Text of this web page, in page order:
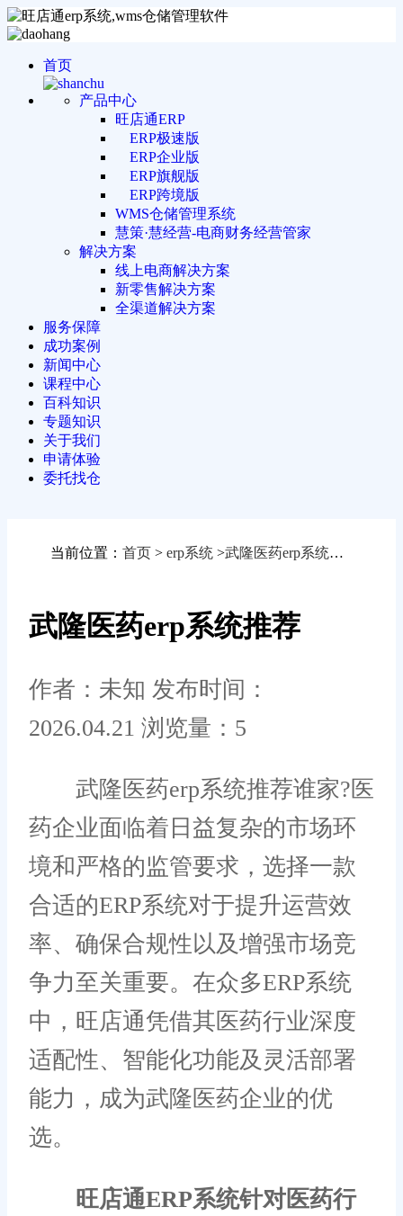
首页
产品中心
旺店通ERP
ERP极速版
ERP企业版
ERP旗舰版
ERP跨境版
WMS仓储管理系统
慧策·慧经营-电商财务经营管家
解决方案
线上电商解决方案
新零售解决方案
全渠道解决方案
服务保障
成功案例
新闻中心
课程中心
百科知识
专题知识
关于我们
申请体验
委托找仓
当前位置： 首页 > erp系统 >武隆医药erp系统推荐
武隆医药erp系统推荐
作者：未知 发布时间：
2026.04.21 浏览量：5
武隆医药erp系统推荐谁家?医
药企业面临着日益复杂的市场环
境和严格的监管要求，选择一款
合适的ERP系统对于提升运营效
率、确保合规性以及增强市场竞
争力至关重要。在众多ERP系统
中，旺店通凭借其医药行业深度
适配性、智能化功能及灵活部署
能力，成为武隆医药企业的优
选。
旺店通ERP系统针对医药行